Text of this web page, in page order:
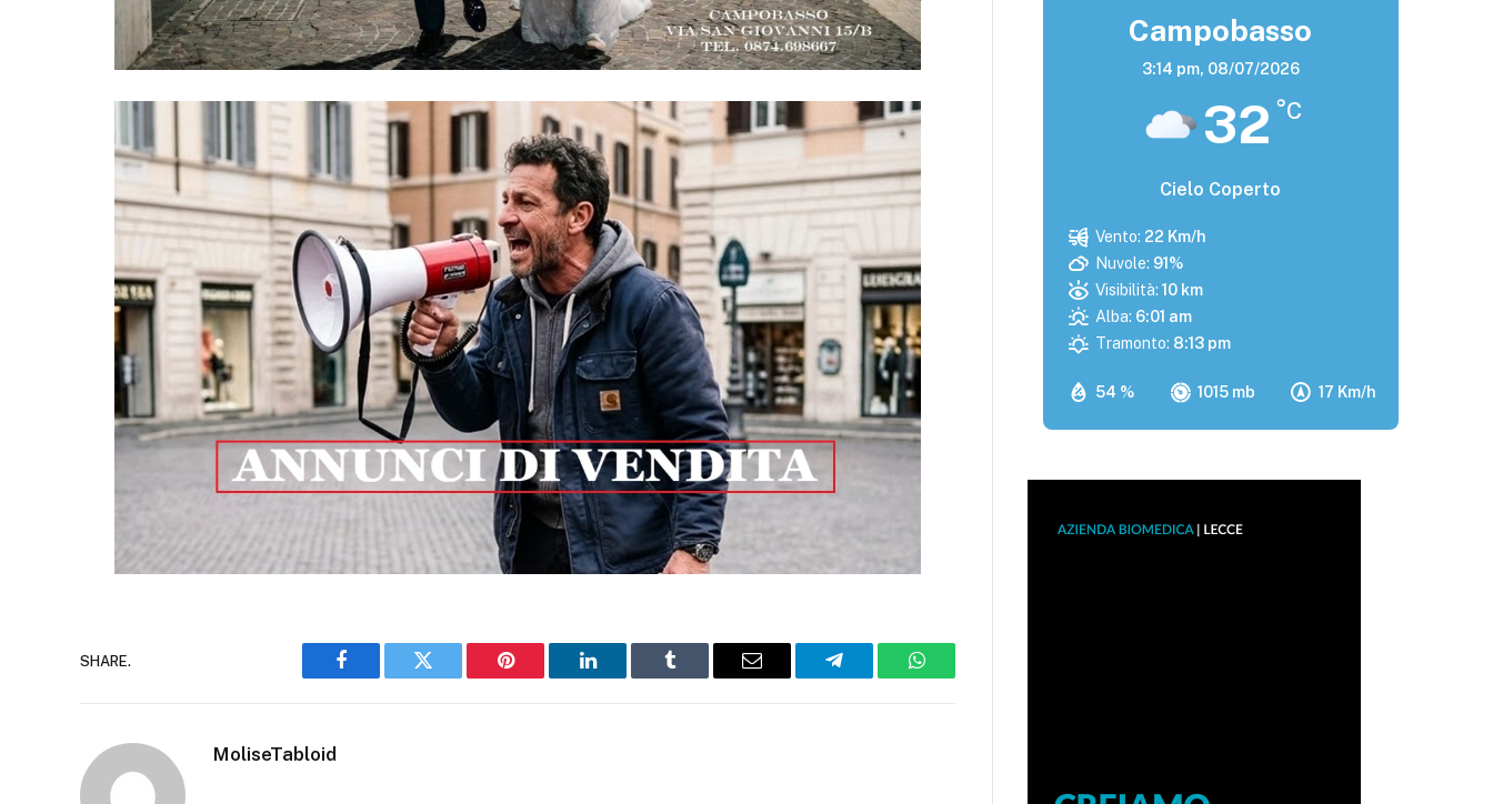
SHARE.
Facebook Twitter Pinterest LinkedIn Tumblr Email Telegram WhatsApp
MoliseTabloid
Campobasso
3:14 pm, 08/07/2026
32 °C
Cielo Coperto
54 % 1015 mb 17 Km/h
Vento: 22 Km/h
Nuvole: 91%
Visibilità: 10 km
Alba: 6:01 am
Tramonto: 8:13 pm